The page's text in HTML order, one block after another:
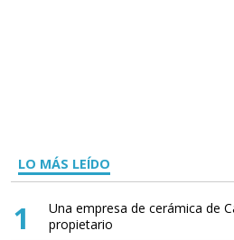
LO MÁS LEÍDO
1
Una empresa de cerámica de
propietario